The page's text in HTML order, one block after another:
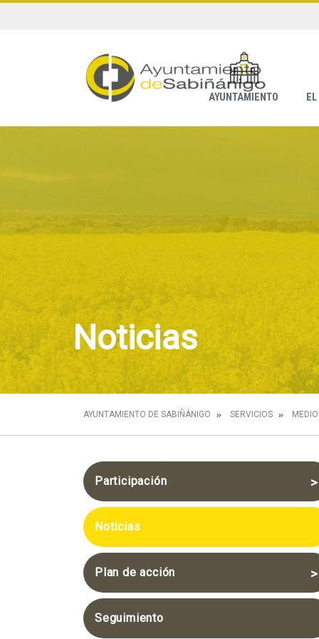
AYUNTAMIENTO
Noticias
AYUNTAMIENTO DE SABIÑÁNIGO SERVICIOS
Participación
Sesión grupal con los
Presentación de la Agenda
compartido
Noticias
Plan de acción
Infraestructura Verde y
Seguimiento